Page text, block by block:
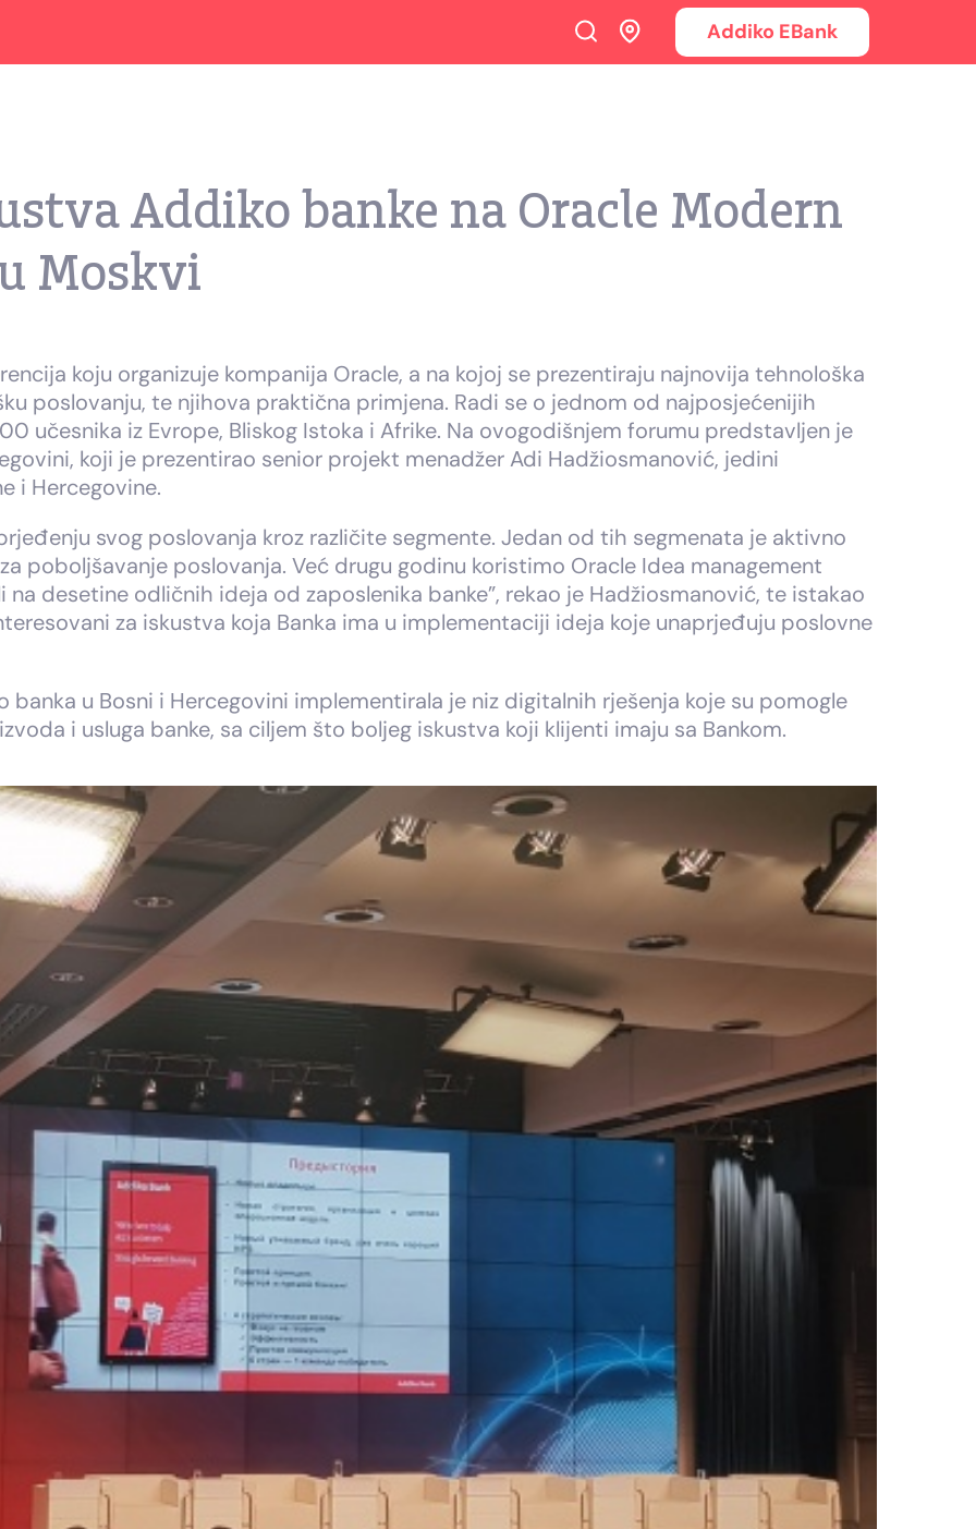
Addiko EBank
Addiko banke na Oracle Modern
Moskvi
koju organizuje kompanija Oracle, a na kojoj se prezentiraju najnovija tehnološka
poslovanju, te njihova praktična primjena. Radi se o jednom od najposjećenijih
učesnika iz Evrope, Bliskog Istoka i Afrike. Na ovogodišnjem forumu predstavljen je
koji je prezentirao senior projekt menadžer Adi Hadžiosmanović, jedini
i Hercegovine.
svog poslovanja kroz različite segmente. Jedan od tih segmenata je aktivno
poboljšavanje poslovanja. Već drugu godinu koristimo Oracle Idea management
desetine odličnih ideja od zaposlenika banke”, rekao je Hadžiosmanović, te istakao
za iskustva koja Banka ima u implementaciji ideja koje unaprjeđuju poslovne
banka u Bosni i Hercegovini implementirala je niz digitalnih rješenja koje su pomogle
i usluga banke, sa ciljem što boljeg iskustva koji klijenti imaju sa Bankom.